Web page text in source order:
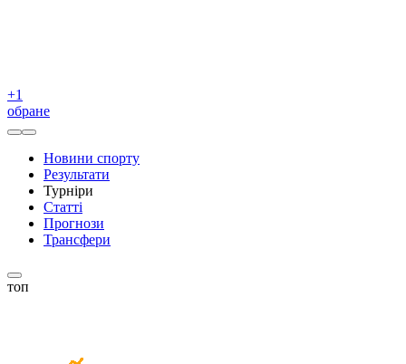
+1
обране
Новини спорту
Результати
Турніри
Статті
Прогнози
Трансфери
топ